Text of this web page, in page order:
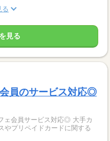
る
見る
員のサービス対応◎
やプリペイドカードに関する